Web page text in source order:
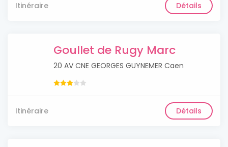
Itinéraire Détails
Goullet de Rugy Marc
20 AV CNE GEORGES GUYNEMER Caen
Itinéraire Détails